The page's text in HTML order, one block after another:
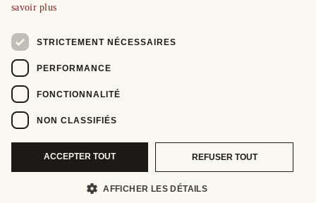
savoir plus
STRICTEMENT NÉCESSAIRES
PERFORMANCE
FONCTIONNALITÉ
NON CLASSIFIÉS
ACCEPTER TOUT REFUSER TOUT
AFFICHER LES DÉTAILS